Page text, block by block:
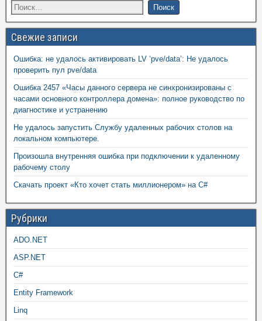
Свежие записи
Ошибка: не удалось активировать LV ‘pve/data’: Не удалось
проверить пул pve/data
Ошибка 2457 «Часы данного сервера не синхронизированы с
часами основного контроллера домена»: полное руководство по
диагностике и устранению
Не удалось запустить Службу удаленных рабочих столов на
локальном компьютере.
Произошла внутренняя ошибка при подключении к удаленному
рабочему столу
Скачать проект «Кто хочет стать миллионером» на C#
Рубрики
ADO.NET
ASP.NET
C#
Entity Framework
Linq